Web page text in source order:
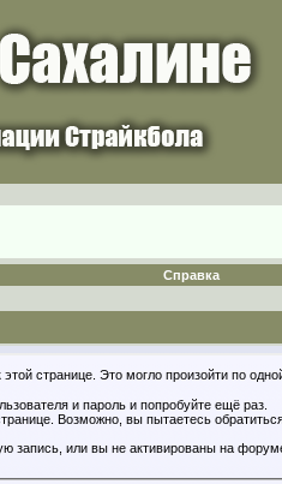
Справка
странице. Это могло произойти по
и пароль и попробуйте ещё раз.
Возможно, вы пытаетесь
запись, или вы не активированы на